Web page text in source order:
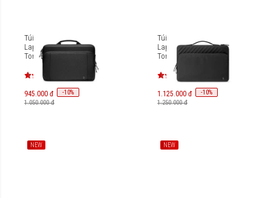
Túi xách chống sốc
Laptop/Macbook 13 inch
Tomtoc Essence-A34
A34C2D1
945.000 đ -10%
1.050.000 đ
Túi xách chống sốc
Laptop/Macbook 16 inch
Tomtoc Voyage-A24
A24F2D1
1.125.000 đ -10%
1.250.000 đ
NEW NEW